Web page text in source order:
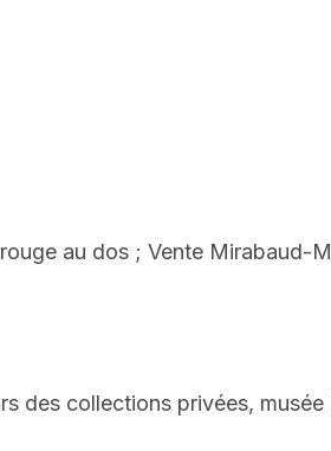
au dos ; Vente Mirabaud-
des collections privées,